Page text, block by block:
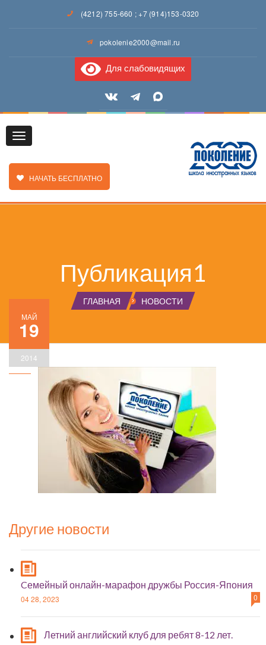
(4212) 755-660 ;+7 (914)153-0320
pokolenie2000@mail.ru
Для слабовидящих
Toggle
ЗАКАЗАТЬ ЗВОНОК
НАЧАТЬ БЕСПЛАТНО
Публикация1
ГЛАВНАЯ НОВОСТИ
МАЙ
19
2014
Другие новости
Cемейный онлайн-марафон дружбы Россия-Япония
04 28, 2023 0
Летний английский клуб для ребят 8-12 лет.